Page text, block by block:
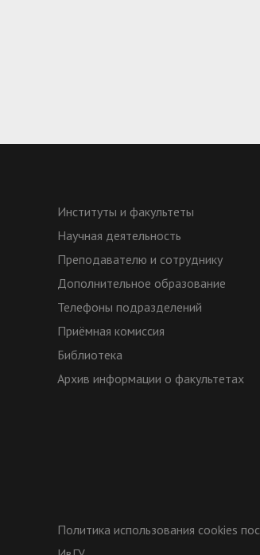
Институты и факультеты
Научная деятельность
Преподавателю и сотруднику
Дополнительное образование
Телефоны подразделений
Приёмная комиссия
Библиотека
Архив информации о факультетах
Политика использования cookies